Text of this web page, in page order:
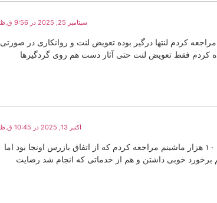
سپتامبر 25, 2025 در 9:56 ق.ظ
سلام وقت بخیر من در تاریخ 2/7/404 مراجعه کردم لنتها درگیر بوده تعویض لنت و روانکاری در صورتی
کردم فقط تعویض لنت حتی آثار دست هم روی گردگیرها
اکتبر 13, 2025 در 10:45 ق.ظ
من امروز ۲۱ مهر ۱۴۰۴ برای سرویس ۱۰ هزار ماشینم مراجعه کردم که از اتفاق بازرس اونجا بود اما
خوبی داشتن و هم از خدماتی که انجام شد رضایت